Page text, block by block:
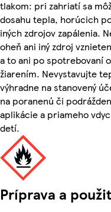
tlakom: pri zahriatí sa
dosahu tepla, horúcich
iných zdrojov zapálenia.
oheň ani iný zdroj
a to ani po spotrebovaní
žiarením. Nevystavujte
výhradne na stanovený
na poranenú či
aplikácie a priameho
detí.
Príprava a